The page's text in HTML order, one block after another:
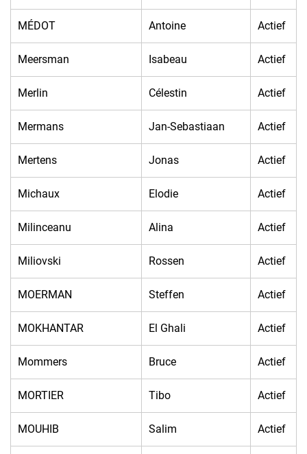
MÉDOT Antoine Actief
Meersman Isabeau Actief
Merlin Célestin Actief
Mermans Jan-Sebastiaan Actief
Mertens Jonas Actief
Michaux Elodie Actief
Milinceanu Alina Actief
Miliovski Rossen Actief
MOERMAN Steffen Actief
MOKHANTAR El Ghali Actief
Mommers Bruce Actief
MORTIER Tibo Actief
MOUHIB Salim Actief